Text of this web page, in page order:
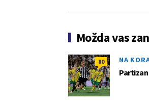
Možda vas
80 NA